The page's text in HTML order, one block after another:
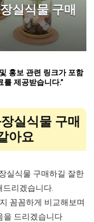
실식물 구매
홍보 관련 링크가 포함
를 제공받습니다.”
실식물 구매
아요
실식물 구매하길 잘한
리겠습니다.
꼼꼼하게 비교해보며
을 드리겠습니다